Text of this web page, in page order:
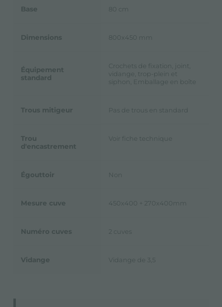
Base 80 cm
Dimensions 800x450 mm
Équipement
standard
Crochets de fixation, joint,
vidange, trop-plein et
siphon, Emballage en boîte
Trous mitigeur Pas de trous en standard
Trou
d'encastrement
Voir fiche technique
Égouttoir Non
Mesure cuve 450x400 + 270x400mm
Numéro cuves 2 cuves
Vidange Vidange de 3,5